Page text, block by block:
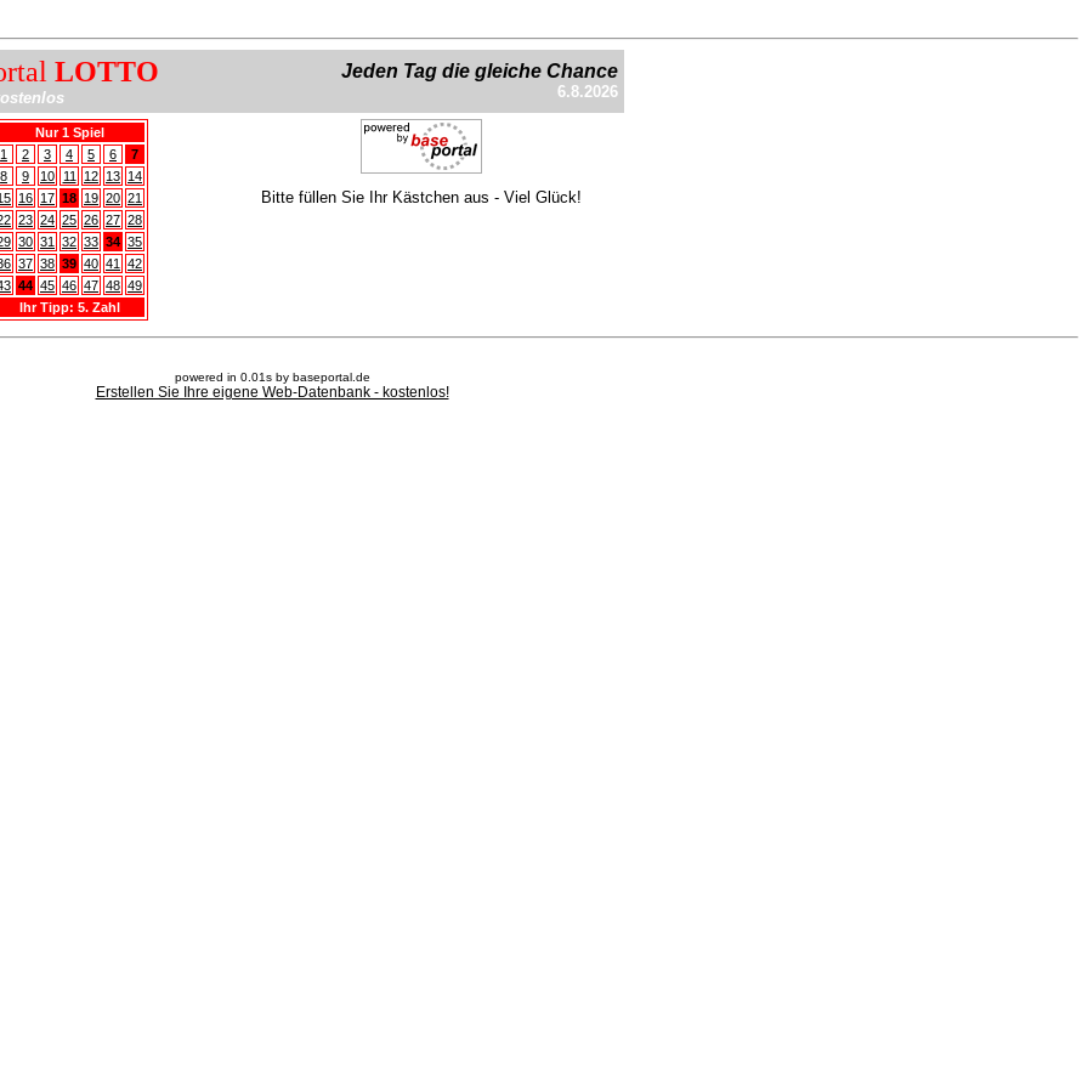
LOTTO Jeden Tag die gleiche Chance
6.8.2026
Nur 1 Spiel
1
2 3 4 5 6
7
8
9 10 11 12 13 14
16 17 18 19 20 21
23 24 25 26 27 28
30 31 32 33 34 35
37 38 39 40 41
42
44 45 46 47 48 49
Ihr Tipp: 5. Zahl
Bitte füllen Sie Ihr Kästchen aus - Viel Glück!
powered in 0.01s by baseportal.de
Erstellen Sie Ihre eigene Web-Datenbank - kostenlos!